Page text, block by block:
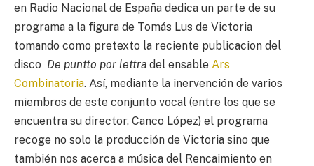
en Radio Nacional de España dedica un parte de su
programa a la figura de Tomás Lus de Victoria
tomando como pretexto la reciente publicacion del
disco De puntto por lettra del ensable Ars
Combinatoria. Así, mediante la inervención de varios
miembros de este conjunto vocal (entre los que se
encuentra su director, Canco López) el programa
recoge no solo la producción de Victoria sino que
también nos acerca a música del Rencaimiento en